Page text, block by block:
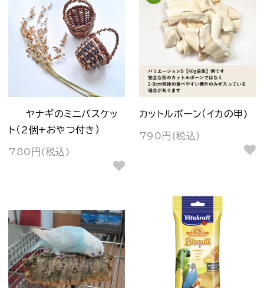
ヤナギのミニバスケッ
ト（2個+おやつ付き）
780円(税込)
カットルボーン（イカの甲)
790円(税込)